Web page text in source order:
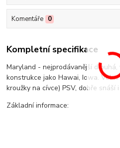
Komentáře 0
Kompletní specifikace
Maryland - nejprodávanější
konstrukce jako Hawai, Iowa.
kroužky na cívce) PSV, dobře snáší
Základní informace: